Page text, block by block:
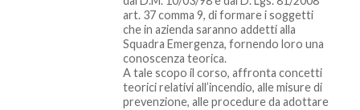
art. 37 comma 9, di formare i soggetti
che in azienda saranno addetti alla
Squadra Emergenza, fornendo loro una
conoscenza teorica.
A tale scopo il corso, affronta concetti
teorici relativi all’incendio, alle misure di
prevenzione, alle procedure da adottare